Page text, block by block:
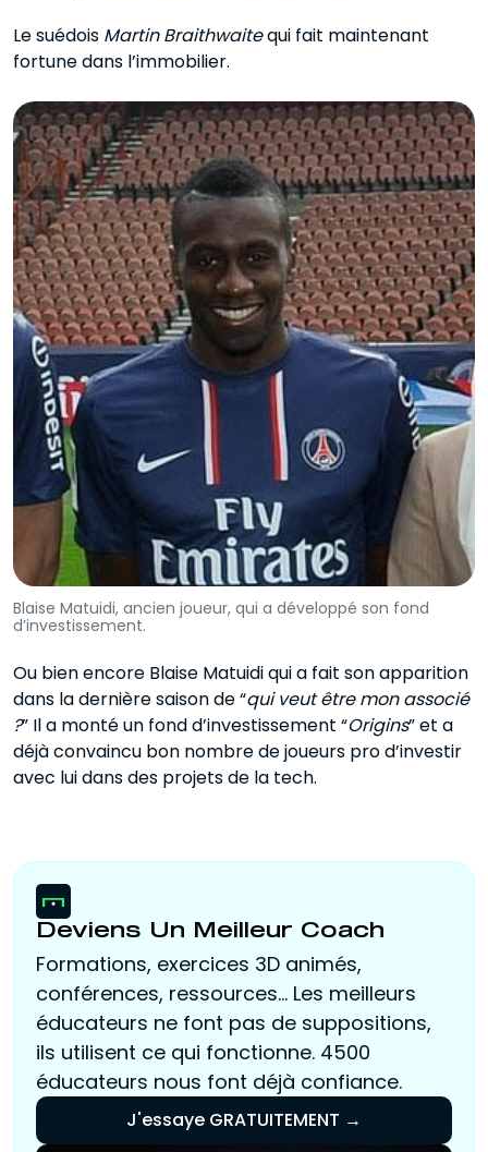
Le suédois Martin Braithwaitequi fait maintenant
fortune dans l’immobilier.
Blaise Matuidi, ancien joueur, qui a développé son fond
d’investissement.
Ou bien encore Blaise Matuidi qui a fait son apparition
dans la dernière saison de “qui veut être mon associé
?” Il a monté un fond d’investissement “Origins” et a
déjà convaincu bon nombre de joueurs pro d’investir
avec lui dans des projets de la tech.
Deviens Un Meilleur Coach
Formations, exercices 3D animés,
conférences, ressources... Les meilleurs
éducateurs ne font pas de suppositions,
ils utilisent ce qui fonctionne. 4500
éducateurs nous font déjà confiance.
J'essaye GRATUITEMENT →